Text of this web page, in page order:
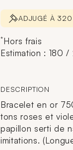
ADJUGÉ À
*Hors frais
Estimation : 180
DESCRIPTION
Bracelet en or
tons roses et
papillon serti de
imitations.